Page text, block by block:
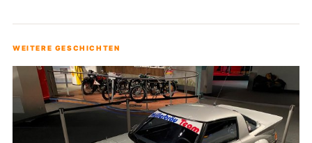
WEITERE GESCHICHTEN